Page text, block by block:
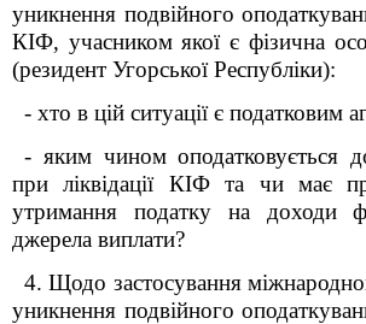
уникнення подвійного
КІФ, учасником якої є фізична
(резидент Угорської Республіки):
- хто в цій ситуації є податковим
- яким чином оподатковується
при ліквідації КІФ та чи має
утримання податку на доходи
джерела виплати?
4. Щодо застосування
уникнення подвійного